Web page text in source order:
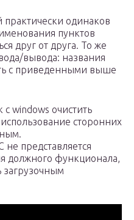
одинаков
пунктов
друг от друга. То же
вывода: названия
с приведенными выше
windows очистить
сторонних
представляется
должного функционала,
загрузочным